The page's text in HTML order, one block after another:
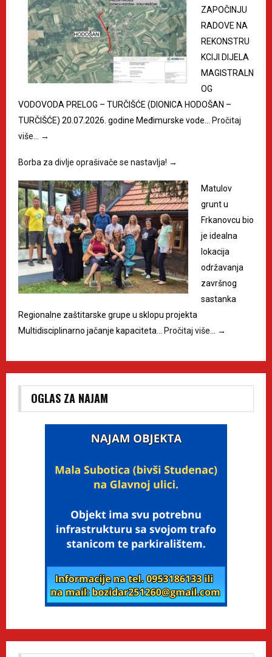
ZAPOČINJU
RADOVE NA
REKONSTRU
KCIJI DIJELA
MAGISTRALN
OG
VODOVODA PRELOG – TURČIŠĆE (DIONICA HODOŠAN –
TURČIŠĆE) 20.07.2026. godine Međimurske vode…
Pročitaj
više…
→
Borba za divlje oprašivače se nastavlja! →
Matulov
grunt u
Frkanovcu bio
je idealna
lokacija
održavanja
završnog
sastanka
Regionalne zaštitarske grupe u sklopu projekta
Multidisciplinarno jačanje kapaciteta…
Pročitaj više… →
OGLAS ZA NAJAM